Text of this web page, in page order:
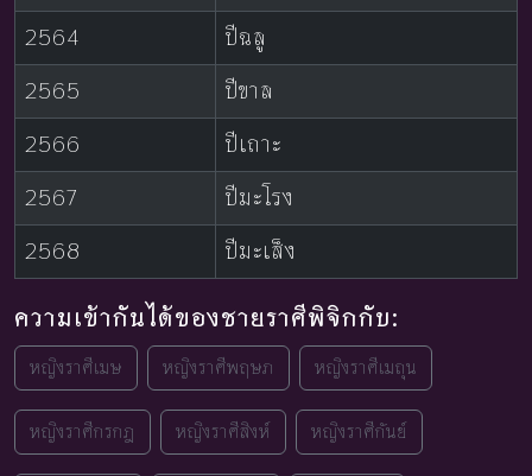
2564
ปีฉลู
2565
ปีขาล
2566
ปีเถาะ
2567
ปีมะโรง
2568
ปีมะเส็ง
ความเข้ากันได้ของชายราศีพิจิกกับ:
หญิงราศีเมษ หญิงราศีพฤษภ หญิงราศีเมถุน
หญิงราศีกรกฎ หญิงราศีสิงห์ หญิงราศีกันย์